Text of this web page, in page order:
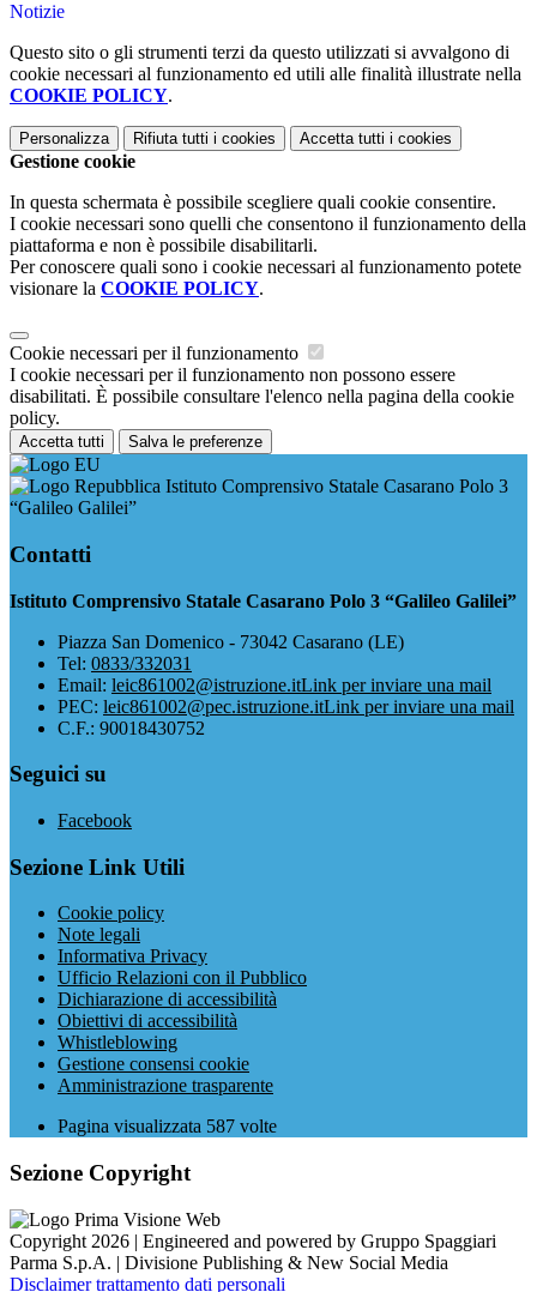
Notizie
Questo sito o gli strumenti terzi da questo utilizzati si avvalgono di
cookie necessari al funzionamento ed utili alle finalità illustrate nella
COOKIE POLICY.
Personalizza Rifiuta tutti i cookies Accetta tutti i cookies
Gestione cookie
In questa schermata è possibile scegliere quali cookie consentire.
I cookie necessari sono quelli che consentono il funzionamento della
piattaforma e non è possibile disabilitarli.
Per conoscere quali sono i cookie necessari al funzionamento potete
visionare la COOKIE POLICY.
Cookie necessari per il funzionamento
I cookie necessari per il funzionamento non possono essere
disabilitati. È possibile consultare l'elenco nella pagina della cookie
policy.
Accetta tutti Salva le preferenze
Istituto Comprensivo Statale Casarano Polo 3
“Galileo Galilei”
Contatti
Istituto Comprensivo Statale Casarano Polo 3 “Galileo Galilei”
Piazza San Domenico - 73042 Casarano (LE)
Tel: 0833/332031
Email: leic861002@istruzione.itLink per inviare una mail
PEC: leic861002@pec.istruzione.itLink per inviare una mail
C.F.: 90018430752
Seguici su
Facebook
Sezione Link Utili
Cookie policy
Note legali
Informativa Privacy
Ufficio Relazioni con il Pubblico
Dichiarazione di accessibilità
Obiettivi di accessibilità
Whistleblowing
Gestione consensi cookie
Amministrazione trasparente
Pagina visualizzata 587 volte
Sezione Copyright
Copyright 2026 | Engineered and powered by Gruppo Spaggiari
Parma S.p.A. | Divisione Publishing & New Social Media
Disclaimer trattamento dati personali